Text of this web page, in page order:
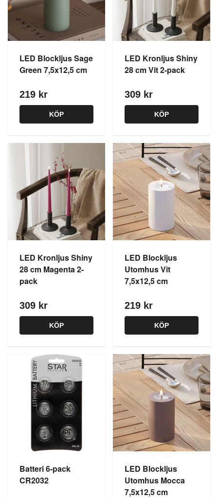
LED Blockljus Sage
Green 7,5x12,5 cm
219 kr
KÖP
LED Kronljus Shiny
28 cm Vit 2-pack
309 kr
KÖP
LED Kronljus Shiny
28 cm Magenta 2-
pack
309 kr
KÖP
LED Blockljus
Utomhus Vit
7,5x12,5 cm
219 kr
KÖP
Batteri 6-pack
CR2032
LED Blockljus
Utomhus Mocca
7,5x12,5 cm